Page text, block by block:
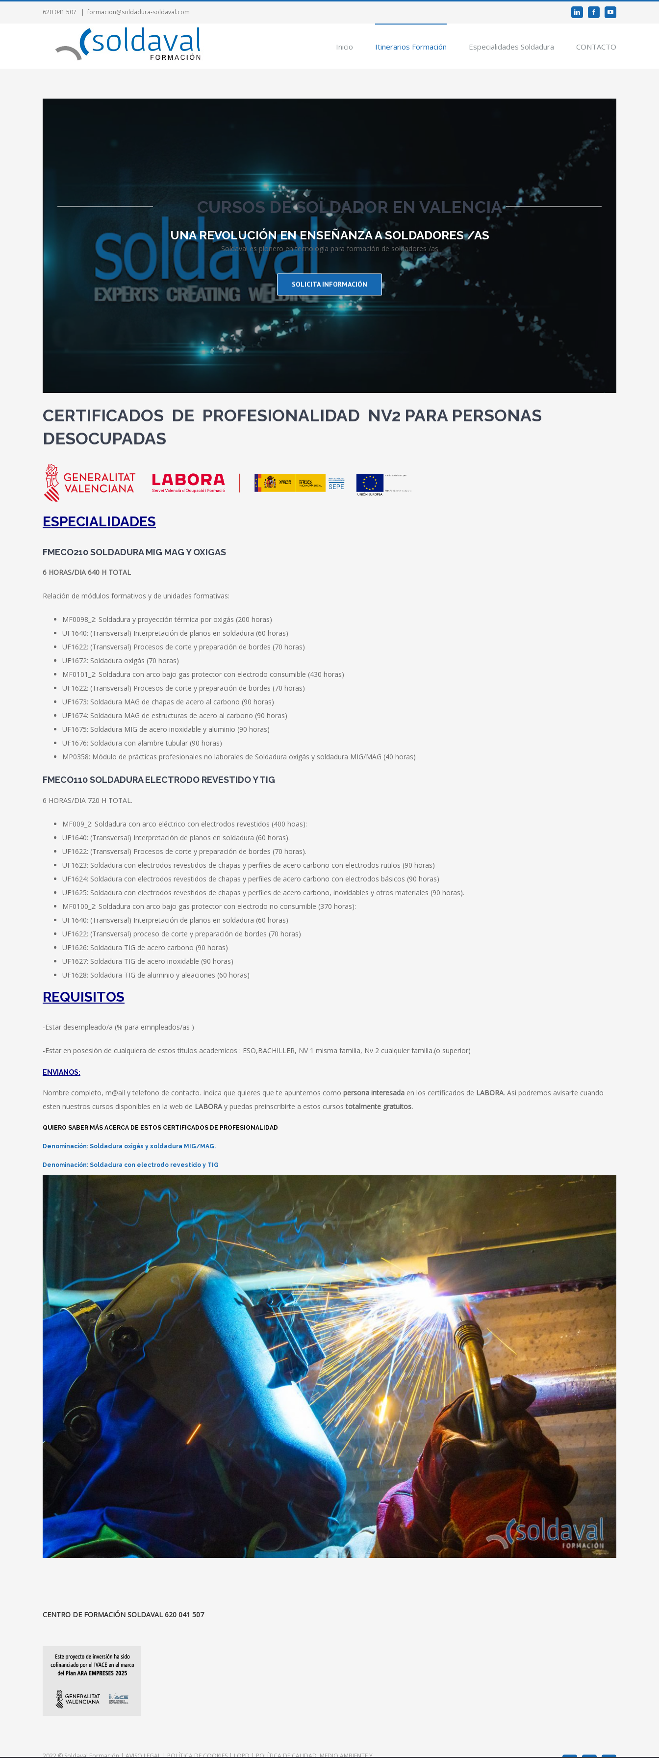
620 041 507 | formacion@soldadura-soldaval.com Linkedin FacebookYoutube
Inicio Itinerarios Formación Especialidades Soldadura CONTACTO
CURSOS DE SOLDADOR EN VALENCIA
UNA REVOLUCIÓN EN ENSEÑANZA A SOLDADORES /AS
Soldaval es pionero en tecnología para formación de soldadores /as
SOLICITA INFORMACIÓN
CERTIFICADOS DE PROFESIONALIDAD NV2 PARA PERSONAS
DESOCUPADAS
ESPECIALIDADES
FMECO210 SOLDADURA MIG MAG Y OXIGAS
6 HORAS/DIA 640 H TOTAL
Relación de módulos formativos y de unidades formativas:
MF0098_2: Soldadura y proyección térmica por oxigás (200 horas)
UF1640: (Transversal) Interpretación de planos en soldadura (60 horas)
UF1622: (Transversal) Procesos de corte y preparación de bordes (70 horas)
UF1672: Soldadura oxigás (70 horas)
MF0101_2: Soldadura con arco bajo gas protector con electrodo consumible (430 horas)
UF1622: (Transversal) Procesos de corte y preparación de bordes (70 horas)
UF1673: Soldadura MAG de chapas de acero al carbono (90 horas)
UF1674: Soldadura MAG de estructuras de acero al carbono (90 horas)
UF1675: Soldadura MIG de acero inoxidable y aluminio (90 horas)
UF1676: Soldadura con alambre tubular (90 horas)
MP0358: Módulo de prácticas profesionales no laborales de Soldadura oxigás y soldadura MIG/MAG (40 horas)
FMECO110 SOLDADURA ELECTRODO REVESTIDO Y TIG
6 HORAS/DIA 720 H TOTAL.
MF009_2: Soldadura con arco eléctrico con electrodos revestidos (400 hoas):
UF1640: (Transversal) Interpretación de planos en soldadura (60 horas).
UF1622: (Transversal) Procesos de corte y preparación de bordes (70 horas).
UF1623: Soldadura con electrodos revestidos de chapas y perfiles de acero carbono con electrodos rutilos (90 horas)
UF1624: Soldadura con electrodos revestidos de chapas y perfiles de acero carbono con electrodos básicos (90 horas)
UF1625: Soldadura con electrodos revestidos de chapas y perfiles de acero carbono, inoxidables y otros materiales (90 horas).
MF0100_2: Soldadura con arco bajo gas protector con electrodo no consumible (370 horas):
UF1640: (Transversal) Interpretación de planos en soldadura (60 horas)
UF1622: (Transversal) proceso de corte y preparación de bordes (70 horas)
UF1626: Soldadura TIG de acero carbono (90 horas)
UF1627: Soldadura TIG de acero inoxidable (90 horas)
UF1628: Soldadura TIG de aluminio y aleaciones (60 horas)
REQUISITOS
-Estar desempleado/a (% para emnpleados/as )
-Estar en posesión de cualquiera de estos titulos academicos : ESO,BACHILLER, NV 1 misma familia, Nv 2 cualquier familia.(o superior)
ENVIANOS:
Nombre completo, m@ail y telefono de contacto. Indica que quieres que te apuntemos como persona interesada en los certificados de LABORA. Asi podremos avisarte cuando
esten nuestros cursos disponibles en la web de LABORAy puedas preinscribirte a estos cursos totalmente gratuitos.
QUIERO SABER MÁS ACERCA DE ESTOS CERTIFICADOS DE PROFESIONALIDAD
Denominación: Soldadura oxigás y soldadura MIG/MAG.
Denominación: Soldadura con electrodo revestido y TIG
CENTRO DE FORMACIÓN SOLDAVAL 620 041 507
2022 ©Soldaval Formación|AVISO LEGAL|POLÍTICA DE COOKIES|LOPD|POLÍTICA DE CALIDAD, MEDIO AMBIENTE Y